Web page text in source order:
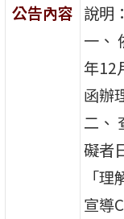
公告內容 說明：
一、
年12
函辦
二、
礙者
「
宣導